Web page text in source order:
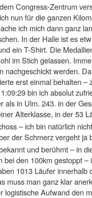
Congress-Zentrum
nun für die ganzen
ich mich dann ganz
In der Halle ist es
ein T-Shirt. Die
im Stich gelassen.
nachgeschickt werden.
erst einmal behalten
bin ich absolut
als in Ulm. 243. in der
Alterklasse, in der 53
– ich bin natürlich
der Schmerz vergeht ja
und berühmt – in
den 100km gestoppt
1013 Läufer innerhalb
muss man ganz klar
logistische Aufwand den